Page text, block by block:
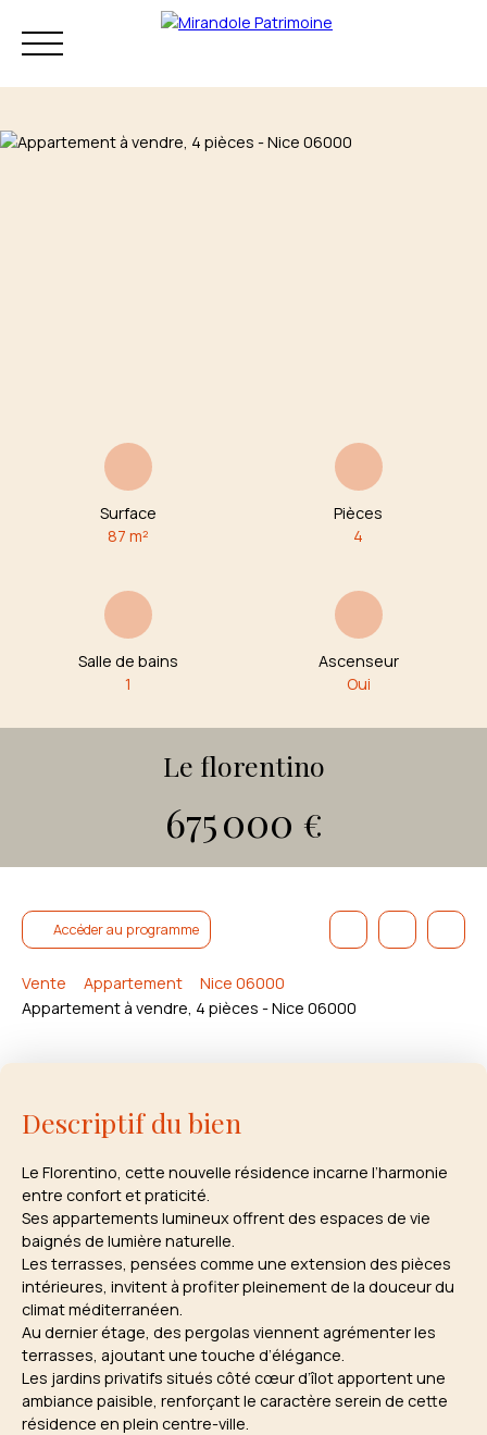
Surface
87m²
Pièces
4
Salle de bains
1
Ascenseur
Oui
Le florentino
675 000 €
Accéder au programme
Vente Appartement
Nice 06000
Appartement à vendre, 4 pièces - Nice 06000
Descriptif du bien
Le Florentino, cette nouvelle résidence incarne l’harmonie
entre confort et praticité.
Ses appartements lumineux offrent des espaces de vie
baignés de lumière naturelle.
Les terrasses, pensées comme une extension des pièces
intérieures, invitent à profiter pleinement de la douceur du
climat méditerranéen.
Au dernier étage, des pergolas viennent agrémenter les
terrasses, ajoutant une touche d’élégance.
Les jardins privatifs situés côté cœur d’îlot apportent une
ambiance paisible, renforçant le caractère serein de cette
résidence en plein centre-ville.